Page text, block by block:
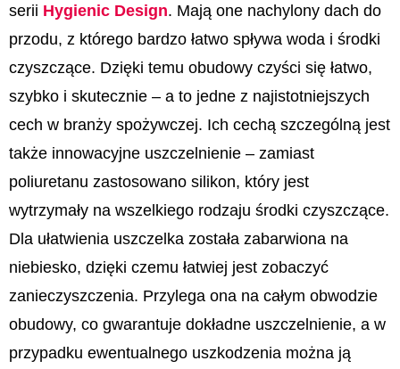
serii Hygienic Design. Mają one nachylony dach do
przodu, z którego bardzo łatwo spływa woda i środki
czyszczące. Dzięki temu obudowy czyści się łatwo,
szybko i skutecznie – a to jedne z najistotniejszych
cech w branży spożywczej. Ich cechą szczególną jest
także innowacyjne uszczelnienie – zamiast
poliuretanu zastosowano silikon, który jest
wytrzymały na wszelkiego rodzaju środki czyszczące.
Dla ułatwienia uszczelka została zabarwiona na
niebiesko, dzięki czemu łatwiej jest zobaczyć
zanieczyszczenia. Przylega ona na całym obwodzie
obudowy, co gwarantuje dokładne uszczelnienie, a w
przypadku ewentualnego uszkodzenia można ją